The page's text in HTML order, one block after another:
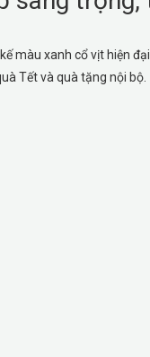
màu xanh cổ vịt hiện
Tết và quà tặng nội bộ.